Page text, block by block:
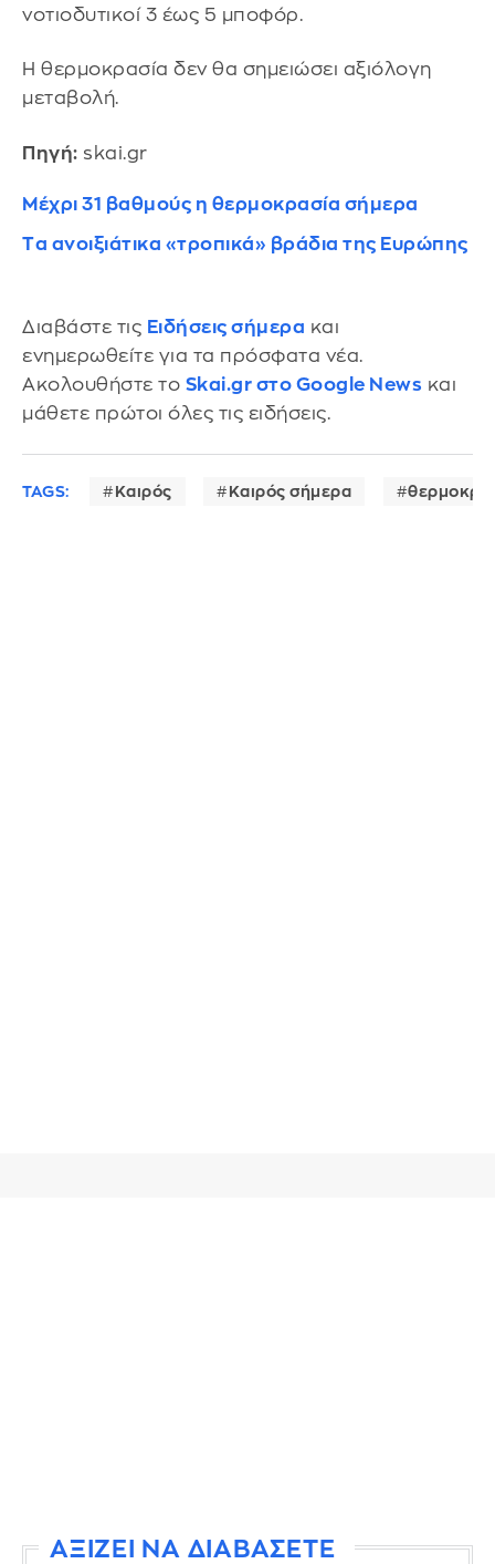
νοτιοδυτικοί 3 έως 5 μποφόρ.
Η θερμοκρασία δεν θα σημειώσει αξιόλογη
μεταβολή.
Πηγή: skai.gr
Μέχρι 31 βαθμούς η θερμοκρασία σήμερα
Tα ανοιξιάτικα «τροπικά» βράδια της Ευρώπης
Διαβάστε τις Ειδήσεις σήμερα και
ενημερωθείτε για τα πρόσφατα νέα.
Ακολουθήστε το Skai.gr στο Google News και
μάθετε πρώτοι όλες τις ειδήσεις.
TAGS: Καιρός Καιρός σήμερα
ΑΞΙΖΕΙ ΝΑ ΔΙΑΒΑΣΕΤΕ